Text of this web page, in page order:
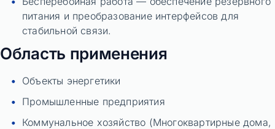
питания и преобразование интерфейсов для
стабильной связи.
Область применения
Объекты энергетики
Промышленные предприятия
Коммунальное хозяйство (Многоквартирные дома,